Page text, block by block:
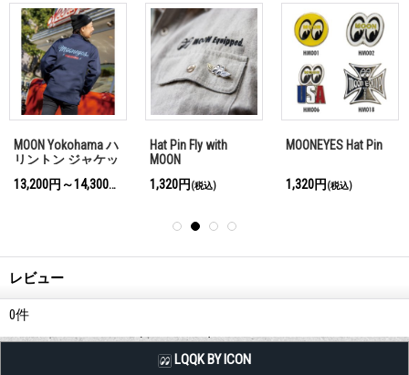
MOON Yokohama ハ
リントン ジャケッ
13,200円～14,300円
Hat Pin Fly with
MOON
1,320円 (税込)
MOONEYES Hat Pin
1,320円 (税込)
レビュー
0件
LQQK BY ICON